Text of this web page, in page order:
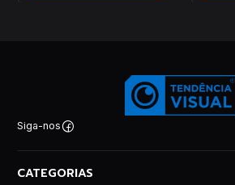
Siga-nos
CATEGORIAS